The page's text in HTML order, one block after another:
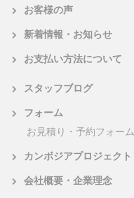
お客様の声
新着情報・お知らせ
お支払い方法について
スタッフブログ
フォーム
お見積り・予約フォーム
カンボジアプロジェクト
会社概要・企業理念